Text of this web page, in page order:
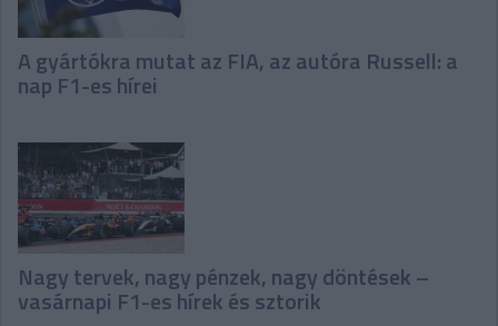
A gyártókra mutat az FIA, az autóra Russell: a
nap F1-es hírei
Nagy tervek, nagy pénzek, nagy döntések –
vasárnapi F1-es hírek és sztorik